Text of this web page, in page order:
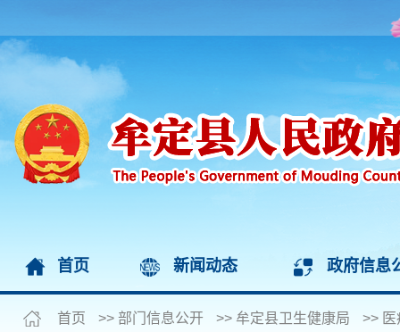
首页 新闻动态 政府信息
首页 >> 部门信息公开 >> 牟定县卫生健康局 >>